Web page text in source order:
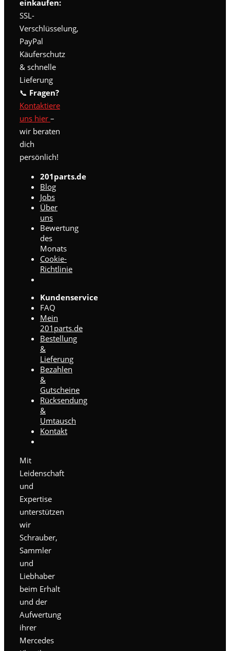
einkaufen:
SSL-
Verschlüsselung,
PayPal
Käuferschutz
& schnelle
Lieferung
📞 Fragen?
Kontaktiere
uns hier –
wir beraten
dich
persönlich!
201parts.de
Blog
Jobs
Über
uns
Bewertung
des
Monats
Cookie-
Richtlinie
Kundenservice
FAQ
Mein
201parts.de
Bestellung
&
Lieferung
Bezahlen
&
Gutscheine
Rücksendung
&
Umtausch
Kontakt
Mit
Leidenschaft
und
Expertise
unterstützen
wir
Schrauber,
Sammler
und
Liebhaber
beim Erhalt
und der
Aufwertung
ihrer
Mercedes